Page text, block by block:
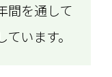
間を通して
います。